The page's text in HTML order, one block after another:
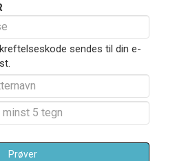
sendes til din e-
Prøver